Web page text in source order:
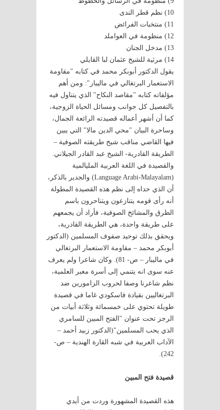
10) نظم قطر الندى
11) منتخبات الفرائض
12) منظومة في العواملد
13) مدخل الجنان
14) مرثية للشيخ عثمان لبا القايلي
يقول الدكتور أبوبكر محمد في كتابه "مقاومة
الاستعمار البرتغالي في ماليبار": ومن أهم
مؤلفاته كتابه "مقاصد النكاح" الذي يتناول فيه
بالتفصيل كل جوانب ومسائل الحياة الزوجية،
كما أن أشهر أعماله قصيدته الرائعة الجمال،
وساحرة البيان "محي الدين مالا" التي يبين
فيها القاضي مناقب شيخ طريقته الصوفية –
الطريقة القادرية- الشيخ عبد القادر الجيلاني.
والقصيدة في اللغة العربية المليالمية
(Language Arabi-Malayalam) والجدير بالذكر،
أن الذي حداه إلى نظم هذه القصيدة المطولة
أنه رأى قومه يتنازعون ويتناحرون باسم
الطرق والمشائخ الصوفية، فأراد أن يجمعهم
على طريقة واحدة، هي الطريقة القادرية،
ويحقق بذلك توحيد صفوف المسلمين (الدكتور
أبوبكر محمد – مقاومة الاستعمار البرتغالي
في ماليبار – ص- 81). وكان شاعرا ولم يعرف
عنه سوى انه يتنمي إلى أسرة معبر العلمية،
نظم شاعرنا وصفا لحروب الزامورين ضد
البرتغاليين بقيادة فاسكودي غاما في قصيدة
طويلة تحتوي على خمسمائة وثلاثة أبيات من
الرجز تحت عنوان "الفتح المبين للسامري
الذي يحب المسلمين"(الدكتور زبيد أحمد –
الآداب العربية في شبه القارة الهندية – ص-
242).
قصيدة فتح المبين
هذه القصيدة المشهورة وردت من أيدي